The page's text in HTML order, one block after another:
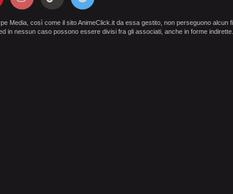
Media, così come il sito AnimeClick.it da essa gestito, non perseguono alcun
in nessun caso possono essere divisi fra gli associati, anche in forme indirette.